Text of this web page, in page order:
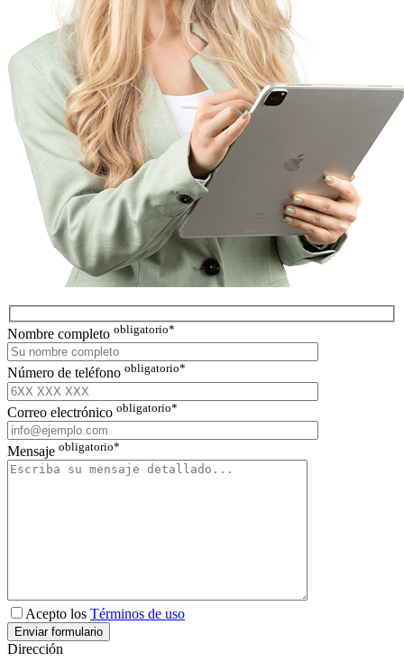
Nombre completo obligatorio*
Número de teléfono obligatorio*
Correo electrónico obligatorio*
Mensaje obligatorio*
Acepto los Términos de uso
Dirección